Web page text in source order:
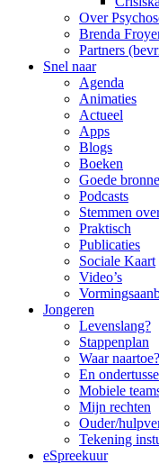
Over
Brenda
Partners
Snel naar
Agenda
Animaties
Actueel
Apps
Blogs
Boeken
Goede
Podcasts
Stemmen
Praktisch
Publicaties
Sociale Kaart
Video’s
Jongeren
Levenslang?
Stappenplan
Waar naartoe?
En
Mobiele
Mijn rechten
Ouder/
Tekening
eSpreekuur